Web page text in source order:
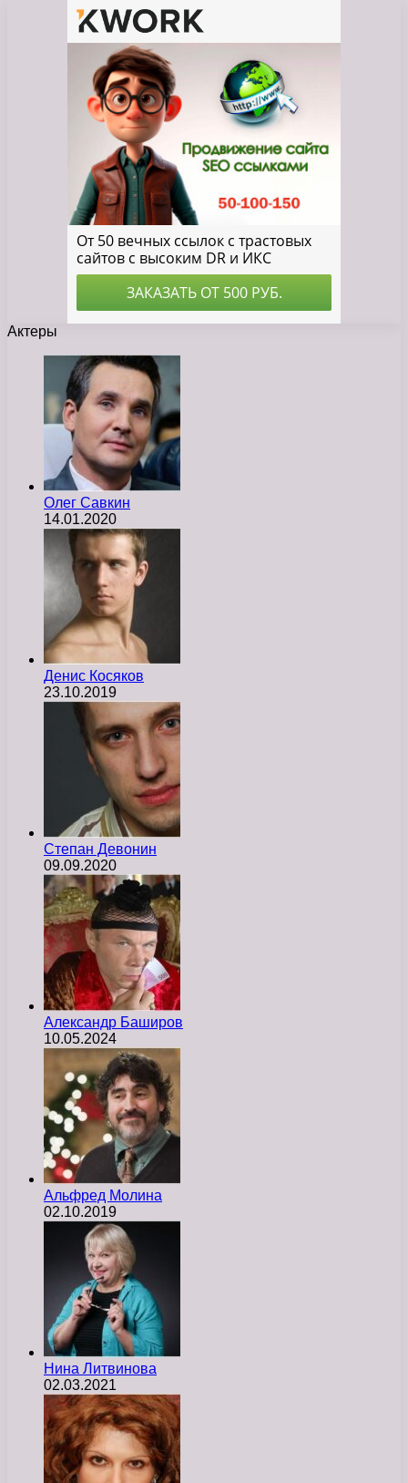
Актеры
Олег Савкин
14.01.2020
Денис Косяков
23.10.2019
Степан Девонин
09.09.2020
Александр Баширов
10.05.2024
Альфред Молина
02.10.2019
Нина Литвинова
02.03.2021